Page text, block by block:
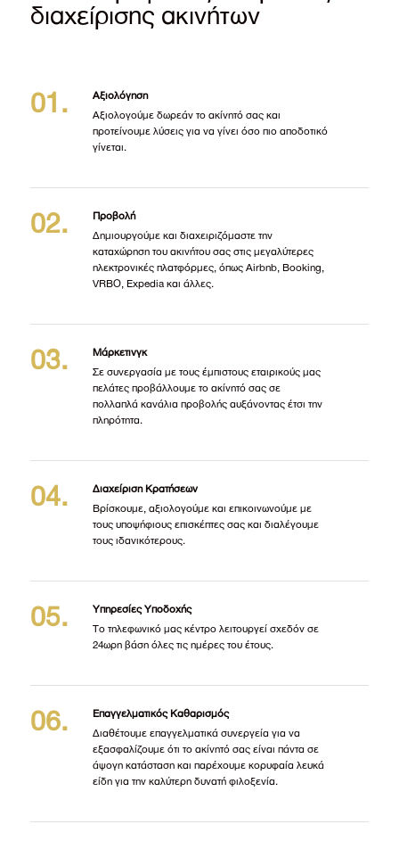
διαχείρισης ακινήτων
Αξιολόγηση
Αξιολογούμε δωρεάν το ακίνητό σας και
προτείνουμε λύσεις για να γίνει όσο πιο αποδοτικό
γίνεται.
Προβολή
Δημιουργούμε και διαχειριζόμαστε την
καταχώρηση του ακινήτου σας στις μεγαλύτερες
ηλεκτρονικές πλατφόρμες, όπως Αirbnb, Βooking,
VRBO, Expedia και άλλες.
Μάρκετινγκ
Σε συνεργασία με τους έμπιστους εταιρικούς μας
πελάτες προβάλλουμε το ακίνητό σας σε
πολλαπλά κανάλια προβολής αυξάνοντας έτσι την
πληρότητα.
Διαχείριση Κρατήσεων
Βρίσκουμε, αξιολογούμε και επικοινωνούμε με
τους υποψήφιους επισκέπτες σας και διαλέγουμε
τους ιδανικότερους.
Υπηρεσίες Υποδοχής
Το τηλεφωνικό μας κέντρο λειτουργεί σχεδόν σε
24ωρη βάση όλες τις ημέρες του έτους.
Επαγγελματικός Καθαρισμός
Διαθέτουμε επαγγελματικά συνεργεία για να
εξασφαλίζουμε ότι το ακίνητό σας είναι πάντα σε
άψογη κατάσταση και παρέχουμε κορυφαία λευκά
είδη για την καλύτερη δυνατή φιλοξενία.